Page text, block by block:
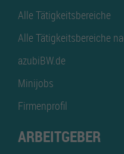
Alle Tätigkeitsbereiche
Alle Tätigkeitsbereiche
azubiBW.de
Minijobs
Firmenprofil
ARBEITGEBER